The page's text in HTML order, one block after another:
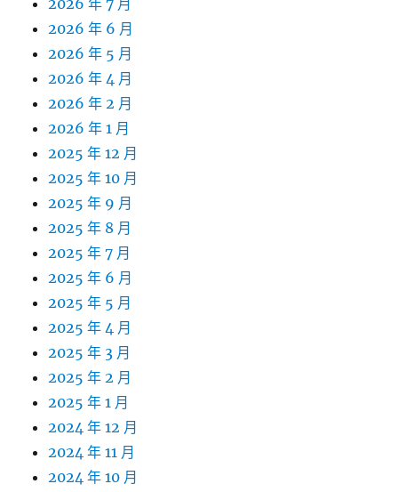
2026 年 7 月
2026 年 6 月
2026 年 5 月
2026 年 4 月
2026 年 2 月
2026 年 1 月
2025 年 12 月
2025 年 10 月
2025 年 9 月
2025 年 8 月
2025 年 7 月
2025 年 6 月
2025 年 5 月
2025 年 4 月
2025 年 3 月
2025 年 2 月
2025 年 1 月
2024 年 12 月
2024 年 11 月
2024 年 10 月